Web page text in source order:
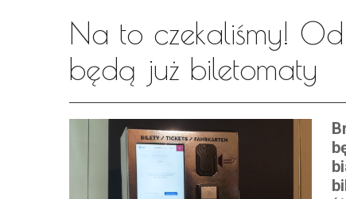
Na to czekaliśmy!
będą już biletomaty